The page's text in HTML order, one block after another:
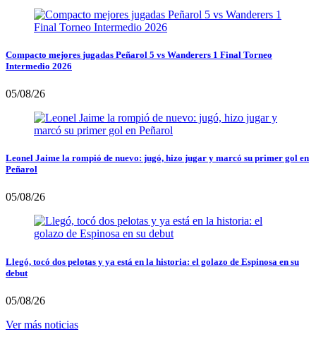
Compacto mejores jugadas Peñarol 5 vs Wanderers 1 Final Torneo
Intermedio 2026
05/08/26
Leonel Jaime la rompió de nuevo: jugó, hizo jugar y marcó su primer gol en
Peñarol
05/08/26
Llegó, tocó dos pelotas y ya está en la historia: el golazo de Espinosa en su
debut
05/08/26
Ver más noticias